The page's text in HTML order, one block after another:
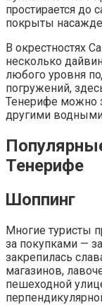
простирается до
покрыты
В окрестностях
несколько
любого уровня
погружений,
Тенерифе можно
другими
Тенерифе
Шоппинг
Многие туристы
за покупками —
закрепилась
магазинов,
пешеходной